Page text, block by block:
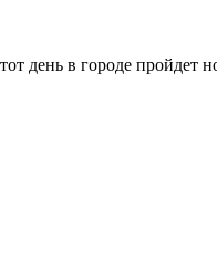
день в городе